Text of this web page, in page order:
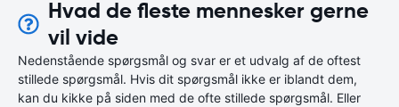
Hvad de fleste mennesker gerne
vil vide
Nedenstående spørgsmål og svar er et udvalg af de oftest
stillede spørgsmål. Hvis dit spørgsmål ikke er iblandt dem,
kan du kikke på siden med de ofte stillede spørgsmål. Eller